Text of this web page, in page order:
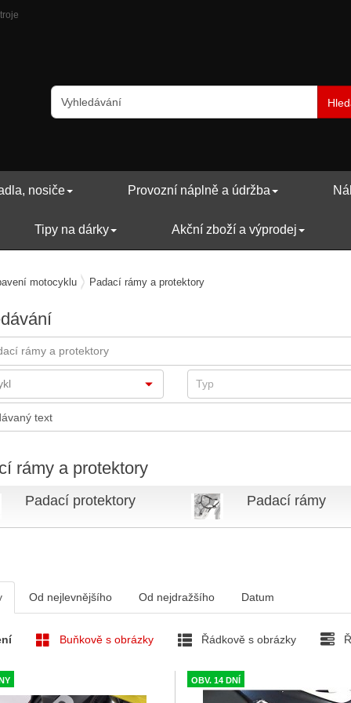
nosiče Provozní náplně a údržba
Tipy na dárky Akční zboží a výprodej
motocyklu Padací rámy a protektory
rámy a protektory
Padací protektory Padací rámy
Od nejlevnějšího Od nejdražšího Datum
Buňkově s obrázky Řádkově s obrázky
OBV. 14 DNÍ